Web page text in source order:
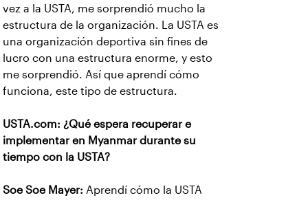
vez a la USTA, me sorprendió mucho la
estructura de la organización. La USTA es
una organización deportiva sin fines de
lucro con una estructura enorme, y esto
me sorprendió. Así que aprendí cómo
funciona, este tipo de estructura.
USTA.com: ¿Qué espera recuperar e
implementar en Myanmar durante su
tiempo con la USTA?
Soe Soe Mayer: Aprendí cómo la USTA